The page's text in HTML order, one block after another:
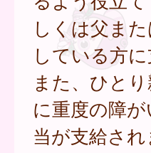
しくは父ま
している方
また、ひと
に重度の障
当が支給され